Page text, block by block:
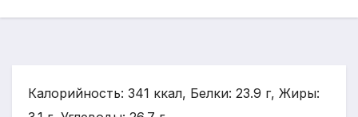
Калорийность: 341 ккал, Белки: 23.9 г, Жиры: